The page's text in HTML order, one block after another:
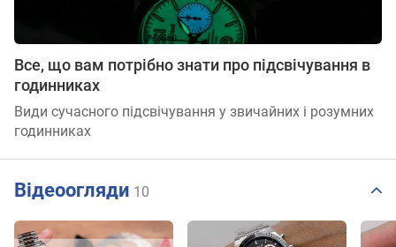
Все, що вам потрібно знати про підсвічування в
годинниках
Види сучасного підсвічування у звичайних і розумних
годинниках
Відеоогляди 10